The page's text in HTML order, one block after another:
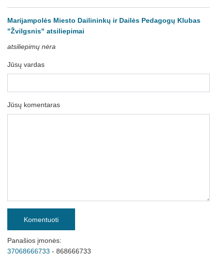
Marijampolės Miesto Dailininkų ir Dailės Pedagogų Klubas
"Žvilgsnis" atsiliepimai
atsiliepimų nėra
Jūsų vardas
Jūsų komentaras
Komentuoti
Panašios įmonės:
37068666733 - 868666733